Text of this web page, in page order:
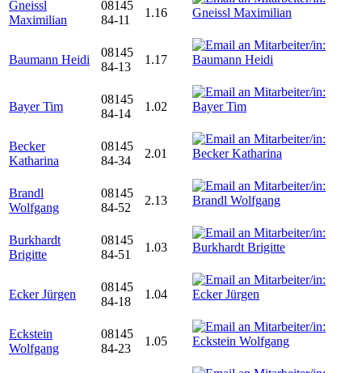
Gneissl
Maximilian
08145
84-11
1.16
Baumann Heidi
08145
84-13
1.17
Bayer Tim
08145
84-14
1.02
Becker
Katharina
08145
84-34
2.01
Brandl
Wolfgang
08145
84-52
2.13
Burkhardt
Brigitte
08145
84-51
1.03
Ecker Jürgen
08145
84-18
1.04
Eckstein
Wolfgang
08145
84-23
1.05